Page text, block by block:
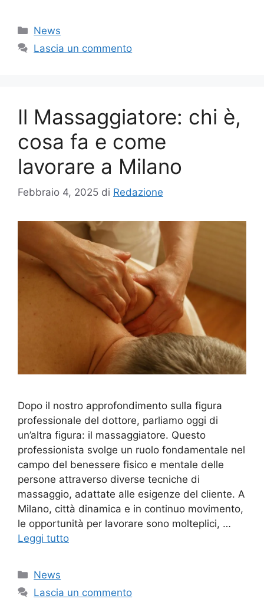
Categorie
News
Lascia un commento
Il Massaggiatore: chi è,
cosa fa e come
lavorare a Milano
Febbraio 4, 2025 di Redazione
Dopo il nostro approfondimento sulla figura
professionale del dottore, parliamo oggi di
un’altra figura: il massaggiatore. Questo
professionista svolge un ruolo fondamentale nel
campo del benessere fisico e mentale delle
persone attraverso diverse tecniche di
massaggio, adattate alle esigenze del cliente. A
Milano, città dinamica e in continuo movimento,
le opportunità per lavorare sono molteplici, …
Leggi tutto
Categorie
News
Lascia un commento